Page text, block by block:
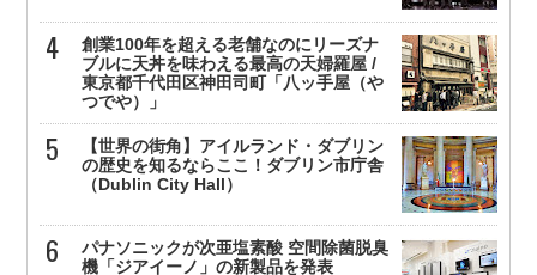
創業100年を超える老舗なのにリーズナ
ブルに天丼を味わえる最高の天婦羅屋 /
東京都千代田区神田司町「八ッ手屋（や
つでや）」
【世界の街角】アイルランド・ダブリン
の歴史を知るならここ！ダブリン市庁舎
（Dublin City Hall）
パナソニックが次亜塩素酸 空間除菌脱臭
機「ジアイーノ」の新製品を発表